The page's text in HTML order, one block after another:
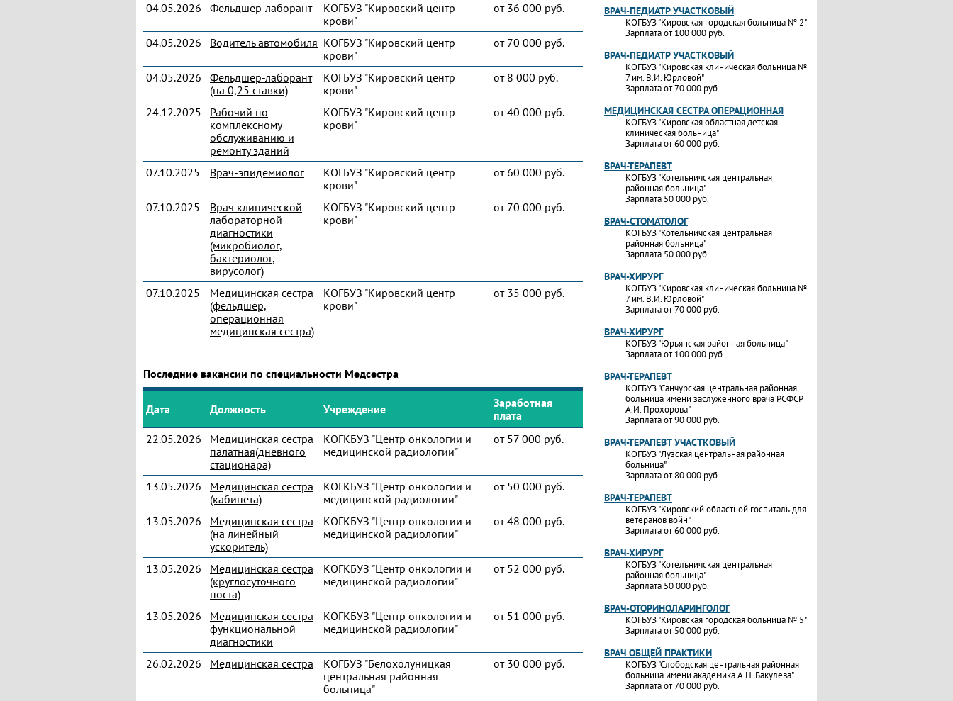
04.05.2026
Фельдшер-лаборант
КОГБУЗ "Кировский центр
крови"
от 36 000 руб.
04.05.2026 Водитель автомобиля КОГБУЗ "Кировский центр
крови"
от 70 000 руб.
04.05.2026
Фельдшер-лаборант
(на 0,25 ставки)
КОГБУЗ "Кировский центр
крови"
от 8 000 руб.
24.12.2025
Рабочий по
комплексному
обслуживанию и
ремонту зданий
КОГБУЗ "Кировский центр
крови"
от 40 000 руб.
07.10.2025 Врач-эпидемиолог
КОГБУЗ "Кировский центр
крови"
от 60 000 руб.
07.10.2025
Врач клинической
лабораторной
диагностики
(микробиолог,
бактериолог,
вирусолог)
КОГБУЗ "Кировский центр
крови"
от 70 000 руб.
07.10.2025
Медицинская сестра
(фельдшер,
операционная
медицинская сестра)
КОГБУЗ "Кировский центр
крови"
от 35 000 руб.
Последние вакансии по специальности Медсестра
Дата Должность Учреждение
Заработная
плата
22.05.2026
Медицинская сестра
палатная(дневного
стационара)
КОГКБУЗ "Центр онкологии и
медицинской радиологии"
от 57 000 руб.
13.05.2026
Медицинская сестра
(кабинета)
КОГКБУЗ "Центр онкологии и
медицинской радиологии"
от 50 000 руб.
13.05.2026
Медицинская сестра
(на линейный
ускоритель)
КОГКБУЗ "Центр онкологии и
медицинской радиологии"
от 48 000 руб.
13.05.2026
Медицинская сестра
(круглосуточного
поста)
КОГКБУЗ "Центр онкологии и
медицинской радиологии"
от 52 000 руб.
13.05.2026
Медицинская сестра
функциональной
диагностики
КОГКБУЗ "Центр онкологии и
медицинской радиологии"
от 51 000 руб.
26.02.2026 Медицинская сестра
КОГБУЗ "Белохолуницкая
центральная районная
больница"
от 30 000 руб.
ВРАЧ-ПЕДИАТР УЧАСТКОВЫЙ
КОГБУЗ "Кировская городская больница № 2"
Зарплата от 100 000 руб.
ВРАЧ-ПЕДИАТР УЧАСТКОВЫЙ
КОГБУЗ "Кировская клиническая больница №
7 им. В.И. Юрловой"
Зарплата от 70 000 руб.
МЕДИЦИНСКАЯ СЕСТРА ОПЕРАЦИОННАЯ
КОГБУЗ "Кировская областная детская
клиническая больница"
Зарплата от 60 000 руб.
ВРАЧ-ТЕРАПЕВТ
КОГБУЗ "Котельничская центральная
районная больница"
Зарплата 50 000 руб.
ВРАЧ-СТОМАТОЛОГ
КОГБУЗ "Котельничская центральная
районная больница"
Зарплата 50 000 руб.
ВРАЧ-ХИРУРГ
КОГБУЗ "Кировская клиническая больница №
7 им. В.И. Юрловой"
Зарплата от 70 000 руб.
ВРАЧ-ХИРУРГ
КОГБУЗ "Юрьянская районная больница"
Зарплата от 100 000 руб.
ВРАЧ-ТЕРАПЕВТ
КОГБУЗ "Санчурская центральная районная
больница имени заслуженного врача РСФСР
А.И. Прохорова"
Зарплата от 90 000 руб.
ВРАЧ-ТЕРАПЕВТ УЧАСТКОВЫЙ
КОГБУЗ "Лузская центральная районная
больница"
Зарплата от 80 000 руб.
ВРАЧ-ТЕРАПЕВТ
КОГБУЗ "Кировский областной госпиталь для
ветеранов войн"
Зарплата от 60 000 руб.
ВРАЧ-ХИРУРГ
КОГБУЗ "Котельничская центральная
районная больница"
Зарплата 50 000 руб.
ВРАЧ-ОТОРИНОЛАРИНГОЛОГ
КОГБУЗ "Кировская городская больница № 5"
Зарплата от 50 000 руб.
ВРАЧ ОБЩЕЙ ПРАКТИКИ
КОГБУЗ "Слободская центральная районная
больница имени академика А.Н. Бакулева"
Зарплата от 70 000 руб.